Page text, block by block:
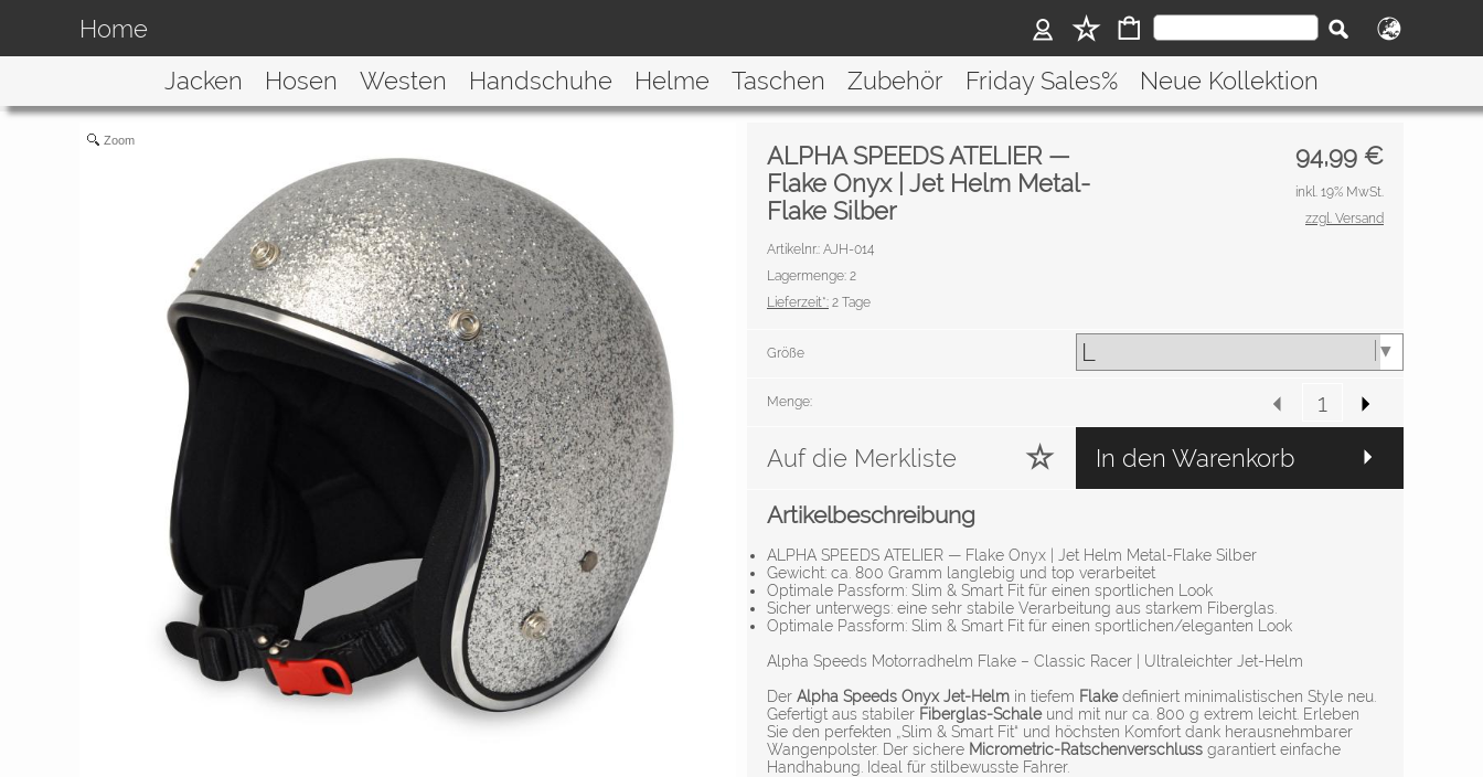
Home
Jacken
Hosen Westen Handschuhe Helme Taschen Zubehör Friday Sales% Neue Kollektion
Zoom
94,99 €
ALPHA SPEEDS ATELIER —
Flake Onyx | Jet Helm Metal-
Flake Silber
Artikelnr.: AJH-014
Lagermenge: 2
Lieferzeit*: 2 Tage
inkl. 19% MwSt.
zzgl. Versand
Größe
Menge:
Auf die Merkliste In den Warenkorb
Artikelbeschreibung
ALPHA SPEEDS ATELIER — Flake Onyx | Jet Helm Metal-Flake Silber
Gewicht: ca. 800 Gramm langlebig und top verarbeitet
Optimale Passform: Slim & Smart Fit für einen sportlichen Look
Sicher unterwegs: eine sehr stabile Verarbeitung aus starkem Fiberglas.
Optimale Passform: Slim & Smart Fit für einen sportlichen/eleganten Look
Alpha Speeds Motorradhelm Flake – Classic Racer | Ultraleichter Jet-Helm
Der Alpha Speeds Onyx Jet-Helm in tiefem Flakedefiniert minimalistischen Style neu.
Gefertigt aus stabiler Fiberglas-Schaleund mit nur ca. 800 g extrem leicht. Erleben
Sie den perfekten „Slim & Smart Fit“ und höchsten Komfort dank herausnehmbarer
Wangenpolster. Der sichere Micrometric-Ratschenverschluss garantiert einfache
Handhabung. Ideal für stilbewusste Fahrer.